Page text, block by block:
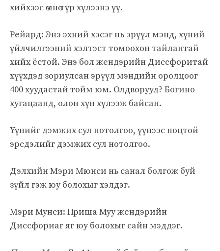
хийхээс өмнө түр хүлээнэ үү.
Рейард: Энэ эхний хэсэг нь эрүүл мэнд, хүний ​​
үйлчилгээний хэлтэст томоохон тайлантай
хийх ёстой. Энэ бол жендэрийн Диссфоритай
хүүхдэд зориулсан эрүүл мэндийн оролцоог
400 хуудастай тойм юм. Олдворууд? Богино
хугацаанд, олон хүн хүлээж байсан.
Үүнийг дэмжих сул нотолгоо, үүнээс ноцтой
эрсдэлийг дэмжих сул нотолгоо.
Дэлхийн Мэри Мюнси нь санал болгож буй
зүйл гэж юу болохыг хэлдэг.
Мэри Мунси: Приша Муу жендэрийн
Диссфориаг яг юу болохыг сайн мэддэг.